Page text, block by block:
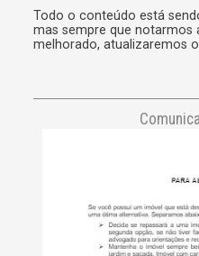
Todo o conteúdo está
mas sempre que notarmos
melhorado, atualizaremos